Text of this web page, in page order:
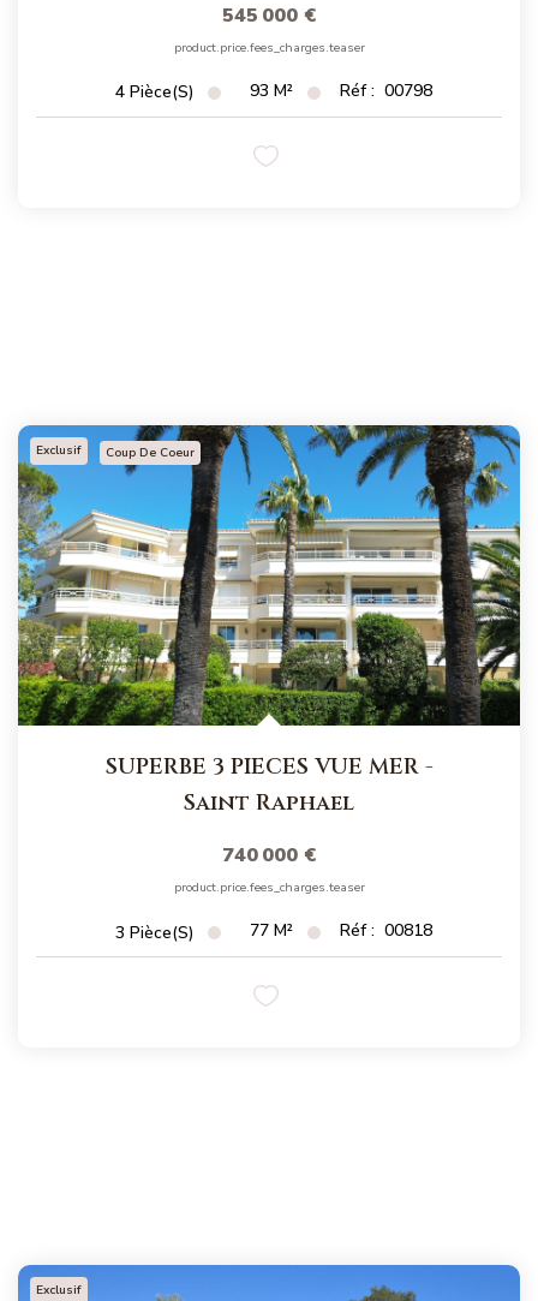
545 000 €
product.price.fees_charges.teaser
4 Pièce(s) 93 M² Réf : 00798
Exclusif Coup De Coeur
SUPERBE 3 PIECES VUE MER -
Saint Raphael
740 000 €
product.price.fees_charges.teaser
3 Pièce(s) 77 M² Réf : 00818
Exclusif